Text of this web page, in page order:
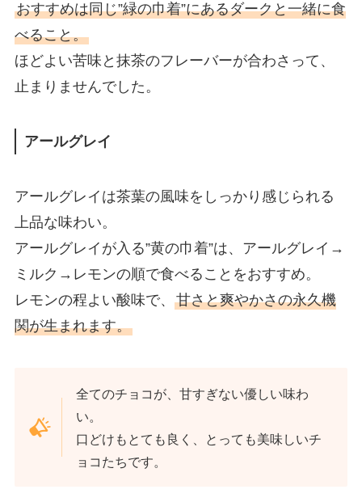
おすすめは同じ”緑の巾着”にあるダークと一緒に食
べること。
ほどよい苦味と抹茶のフレーバーが合わさって、
止まりませんでした。
アールグレイ
アールグレイは茶葉の風味をしっかり感じられる
上品な味わい。
アールグレイが入る”黄の巾着”は、アールグレイ→
ミルク→レモンの順で食べることをおすすめ。
レモンの程よい酸味で、 甘さと爽やかさの永久機
関が生まれます。
全てのチョコが、甘すぎない優しい味わ
い。
口どけもとても良く、とっても美味しいチ
ョコたちです。